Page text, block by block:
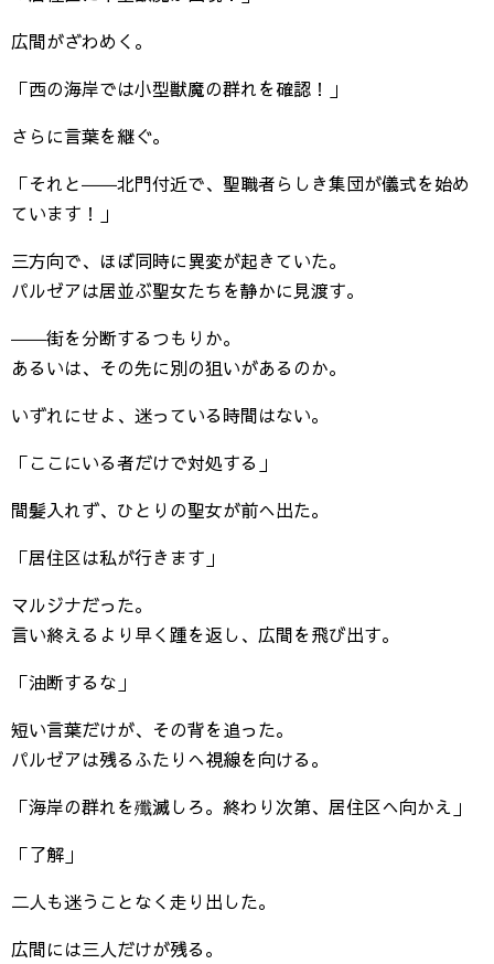
広間がざわめく。
「西の海岸では小型獣魔の群れを確認！」
さらに言葉を継ぐ。
「それと――北門付近で、聖職者らしき集団が儀式を始め
ています！」
三方向で、ほぼ同時に異変が起きていた。
パルゼアは居並ぶ聖女たちを静かに見渡す。
――街を分断するつもりか。
あるいは、その先に別の狙いがあるのか。
いずれにせよ、迷っている時間はない。
「ここにいる者だけで対処する」
間髪入れず、ひとりの聖女が前へ出た。
「居住区は私が行きます」
マルジナだった。
言い終えるより早く踵を返し、広間を飛び出す。
「油断するな」
短い言葉だけが、その背を追った。
パルゼアは残るふたりへ視線を向ける。
「海岸の群れを殲滅しろ。終わり次第、居住区へ向かえ」
「了解」
二人も迷うことなく走り出した。
広間には三人だけが残る。